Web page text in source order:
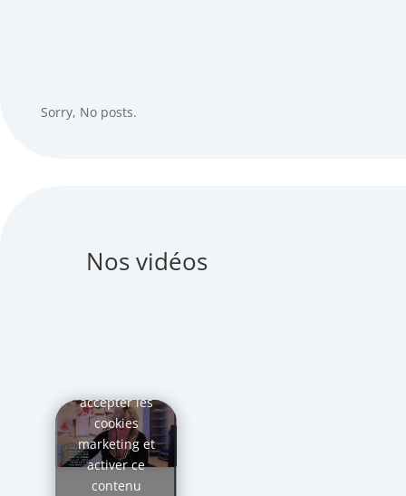
Sorry, No posts.
Nos vidéos
accepter les
cookies
marketing et
activer ce
contenu